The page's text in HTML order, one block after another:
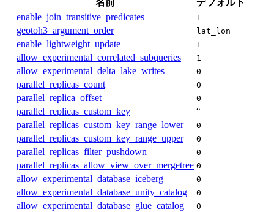
名前
デフォルト
enable_join_transitive_predicates
1
geotoh3_argument_order lat_lon
enable_lightweight_update 1
allow_experimental_correlated_subqueries 1
allow_experimental_delta_lake_writes 0
parallel_replicas_count 0
parallel_replica_offset 0
parallel_replicas_custom_key
“
parallel_replicas_custom_key_range_lower
0
parallel_replicas_custom_key_range_upper 0
parallel_replicas_filter_pushdown 0
parallel_replicas_allow_view_over_mergetree 0
allow_experimental_database_iceberg 0
allow_experimental_database_unity_catalog 0
allow_experimental_database_glue_catalog 0